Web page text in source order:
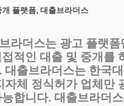
개 플랫폼, 대출브라더스
라더스는 광고 플랫폼
적인 대출 및 중개를
대출브라더스는 한국
자체 정식허가 업체만
합니다. 대출브라더